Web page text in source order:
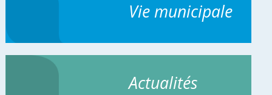
Vie municipale
Actualités